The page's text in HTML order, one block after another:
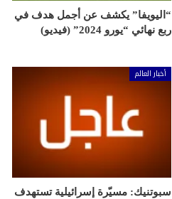
“اليويفا” يكشف عن أجمل هدف في
ربع نهائي “يورو 2024” (فيديو)
أخبار العالم
سبوتنيك: مسيّرة إسرائيلية تستهدف